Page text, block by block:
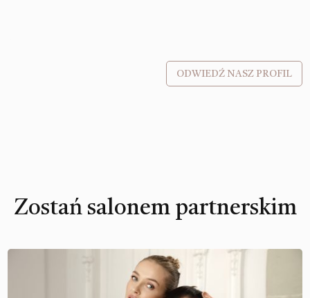
ODWIEDŹ NASZ PROFIL
Zostań salonem partnerskim